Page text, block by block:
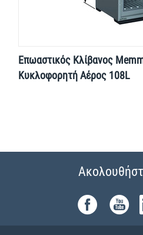
Επωαστικός Κλίβανος
Κυκλοφορητή Αέρος 108L